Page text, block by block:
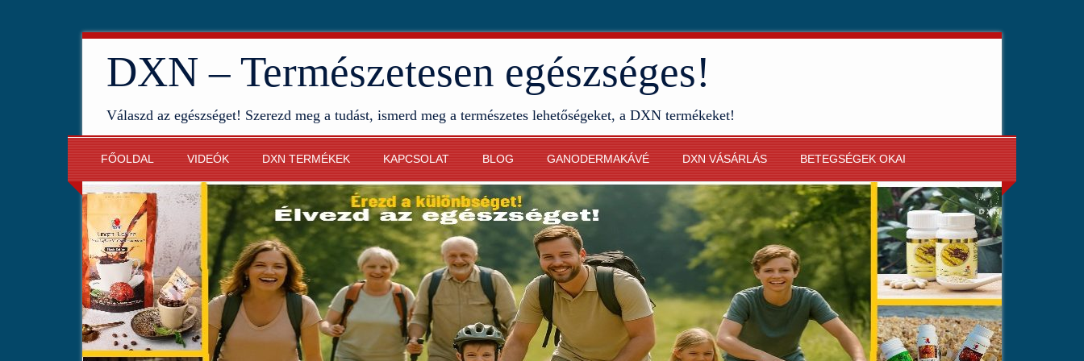
DXN – Természetesen egészséges!
Válaszd az egészséget! Szerezd meg a tudást, ismerd meg a természetes lehetőségeket, a DXN termékeket!
FŐOLDAL VIDEÓK DXN TERMÉKEK KAPCSOLAT BLOG GANODERMAKÁVÉ DXN VÁSÁRLÁS BETEGSÉGEK OKAI